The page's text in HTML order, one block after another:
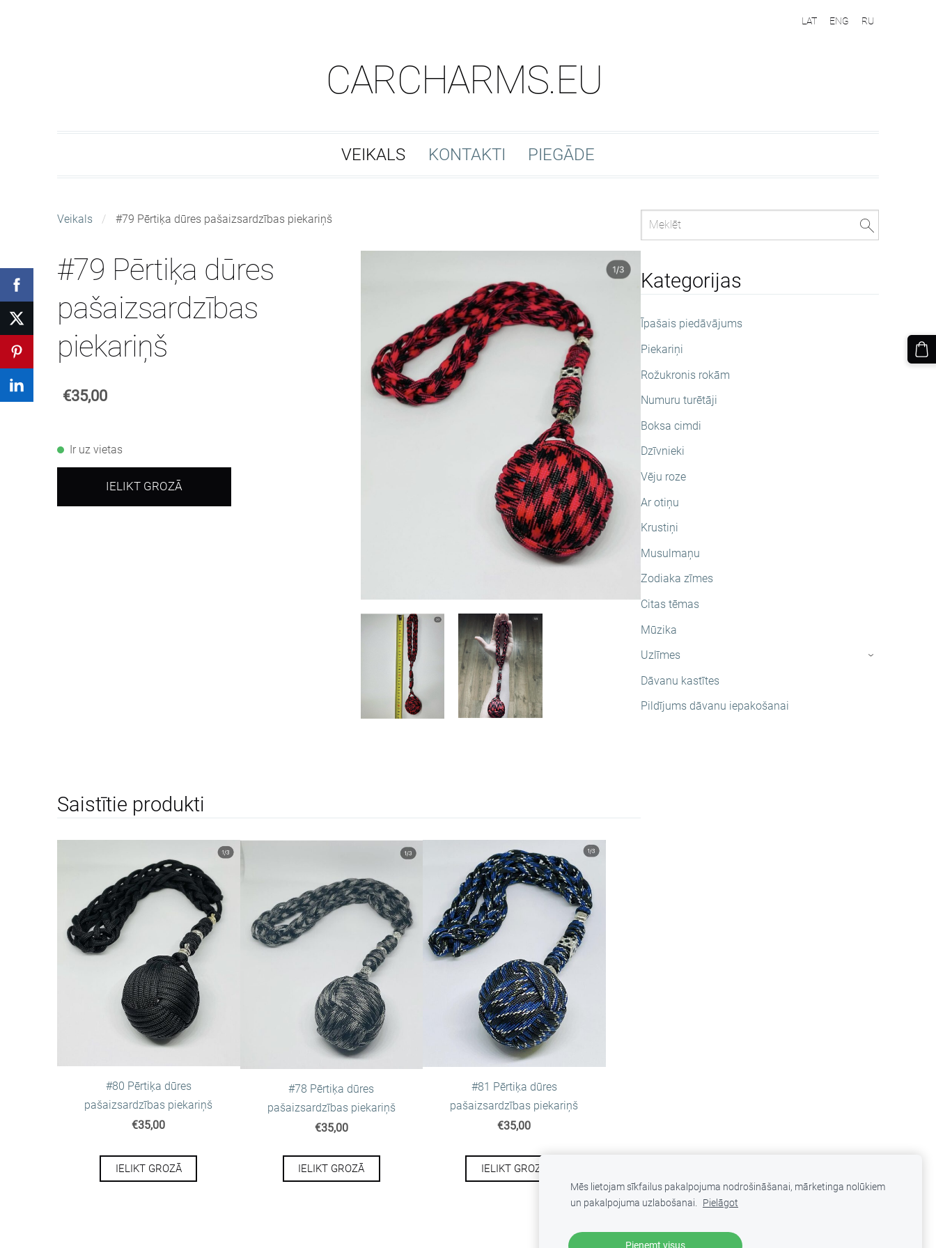
CARCHARMS.EU
VEIKALS KONTAKTI PIEGĀDE
LAT ENG RU
Kategorijas
Īpašais piedāvājums
Piekariņi
Rožukronis rokām
Numuru turētāji
Boksa cimdi
Dzīvnieki
Vēju roze
Ar otiņu
Krustiņi
Musulmaņu
Zodiaka zīmes
Citas tēmas
Mūzika
Uzlīmes
›
Dāvanu kastītes
Pildījums dāvanu iepakošanai
Veikals #79 Pērtiķa dūres pašaizsardzības piekariņš
#79 Pērtiķa dūres
pašaizsardzības
piekariņš
€35,00
Ir uz vietas
IELIKT GROZĀ
Saistītie produkti
#80 Pērtiķa dūres
pašaizsardzības piekariņš
€35,00
IELIKT GROZĀ
#78 Pērtiķa dūres
pašaizsardzības piekariņš
€35,00
IELIKT GROZĀ
#81 Pērtiķa dūres
pašaizsardzības piekariņš
€35,00
IELIKT GROZĀ
Mēs lietojam sīkfailus pakalpojuma nodrošināšanai, mārketinga nolūkiem
un pakalpojuma uzlabošanai. Pielāgot
Pieņemt visus